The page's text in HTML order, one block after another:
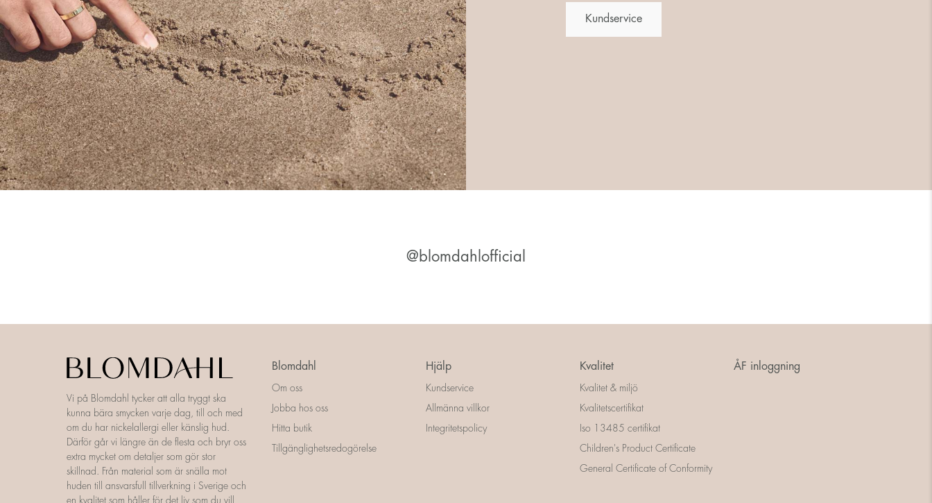
Kundservice
@blomdahlofficial
Vi på Blomdahl tycker att alla tryggt ska
kunna bära smycken varje dag, till och med
om du har nickelallergi eller känslig hud.
Därför går vi längre än de flesta och bryr oss
extra mycket om detaljer som gör stor
skillnad. Från material som är snälla mot
huden till ansvarsfull tillverkning i Sverige och
en kvalitet som håller för det liv som du vill
Blomdahl
Om oss
Jobba hos oss
Hitta butik
Tillgänglighetsredogörelse
Hjälp
Kundservice
Allmänna villkor
Integritetspolicy
Kvalitet
Kvalitet & miljö
Kvalitetscertifikat
Iso 13485 certifikat
Children's Product Certificate
General Certificate of Conformity
ÅF inloggning